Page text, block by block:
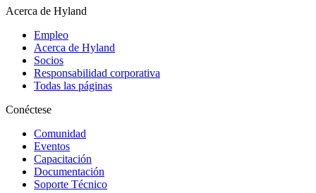
Acerca de Hyland
Empleo
Acerca de Hyland
Socios
Responsabilidad corporativa
Todas las páginas
Conéctese
Comunidad
Eventos
Capacitación
Documentación
Soporte Técnico